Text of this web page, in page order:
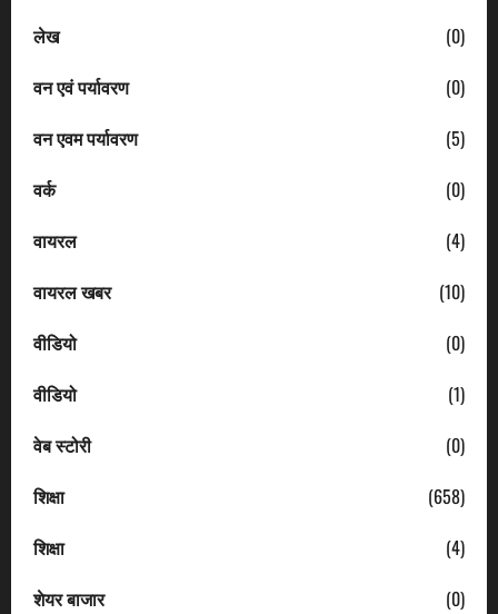
लेख
(0)
वन एवं पर्यावरण
(0)
वन एवम पर्यावरण
(5)
वर्क
(0)
वायरल
(4)
वायरल खबर
(10)
वीडियो
(0)
वीडियो
(1)
वेब स्टोरी
(0)
शिक्षा
(658)
शिक्षा
(4)
शेयर बाजार
(0)